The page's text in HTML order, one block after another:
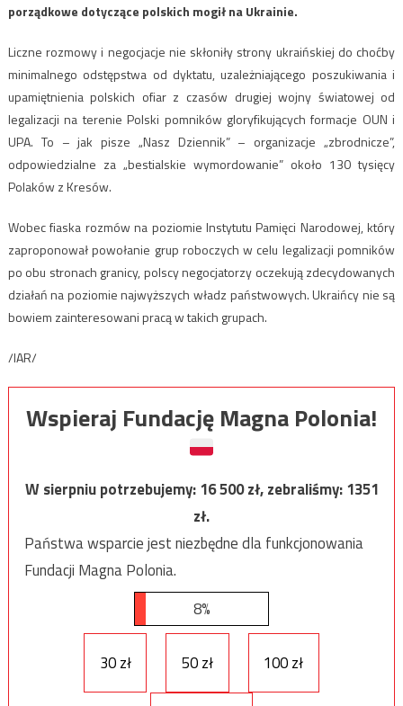
porządkowe dotyczące polskich mogił na Ukrainie.
Liczne rozmowy i negocjacje nie skłoniły strony ukraińskiej do choćby
minimalnego odstępstwa od dyktatu, uzależniającego poszukiwania i
upamiętnienia polskich ofiar z czasów drugiej wojny światowej od
legalizacji na terenie Polski pomników gloryfikujących formacje OUN i
UPA. To – jak pisze „Nasz Dziennik” – organizacje „zbrodnicze”,
odpowiedzialne za „bestialskie wymordowanie” około 130 tysięcy
Polaków z Kresów.
Wobec fiaska rozmów na poziomie Instytutu Pamięci Narodowej, który
zaproponował powołanie grup roboczych w celu legalizacji pomników
po obu stronach granicy, polscy negocjatorzy oczekują zdecydowanych
działań na poziomie najwyższych władz państwowych. Ukraińcy nie są
bowiem zainteresowani pracą w takich grupach.
/IAR/
Wspieraj Fundację Magna Polonia!
W sierpniu potrzebujemy:16 500zł, zebraliśmy:1351
zł.
Państwa wsparcie jest niezbędne dla funkcjonowania
Fundacji Magna Polonia.
8%
30 zł 50 zł 100 zł